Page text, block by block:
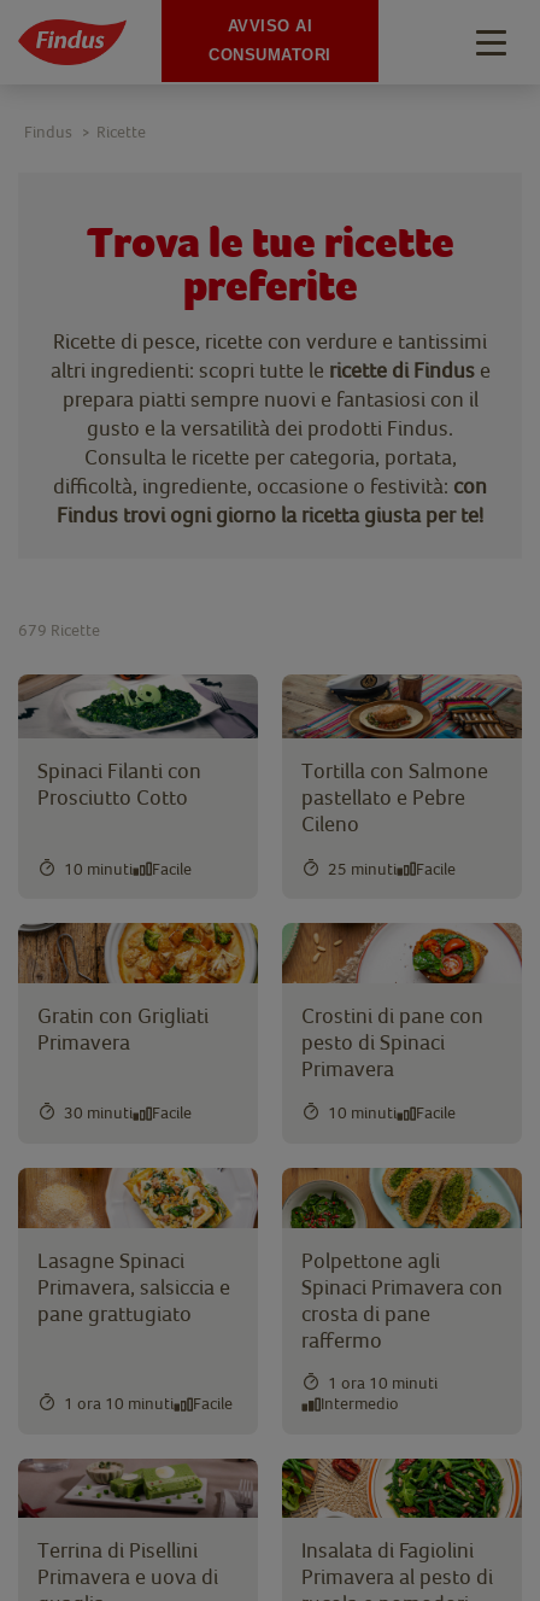
Findus > Ricette
Trova le tue ricette
preferite
Ricette di pesce, ricette con verdure e tantissimi
altri ingredienti: scopri tutte le ricette di Finduse
prepara piatti sempre nuovi e fantasiosi con il
gusto e la versatilità dei prodotti Findus.
Consulta le ricette per categoria, portata,
difficoltà, ingrediente, occasione o festività: con
Findus trovi ogni giorno la ricetta giusta per te!
679 Ricette
Spinaci Filanti con
Prosciutto Cotto
10 minuti Facile
Tortilla con Salmone
pastellato e Pebre
Cileno
25 minuti Facile
Gratin con Grigliati
Primavera
30 minuti Facile
Crostini di pane con
pesto di Spinaci
Primavera
10 minuti Facile
Lasagne Spinaci
Primavera, salsiccia e
pane grattugiato
1 ora 10 minuti Facile
Polpettone agli
Spinaci Primavera con
crosta di pane
raffermo
1 ora 10 minuti
Intermedio
Terrina di Pisellini
Primavera e uova di
Insalata di Fagiolini
Primavera al pesto di
AVVISO AI
CONSUMATORI